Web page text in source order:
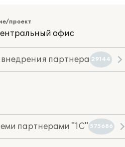
проект
офис
партнера 29144
партнерами "1С" 575686